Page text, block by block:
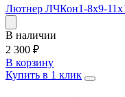
Лютнер ЛЧКон1-8х9-
В наличии
2 300 ₽
В корзину
Купить в 1 клик